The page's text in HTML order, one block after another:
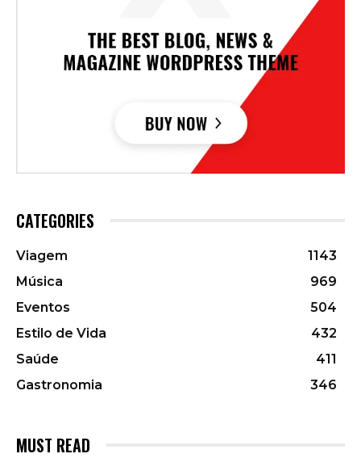
CATEGORIES
Viagem
1143
Música
969
Eventos
504
Estilo de Vida
432
Saúde
411
Gastronomia
346
MUST READ